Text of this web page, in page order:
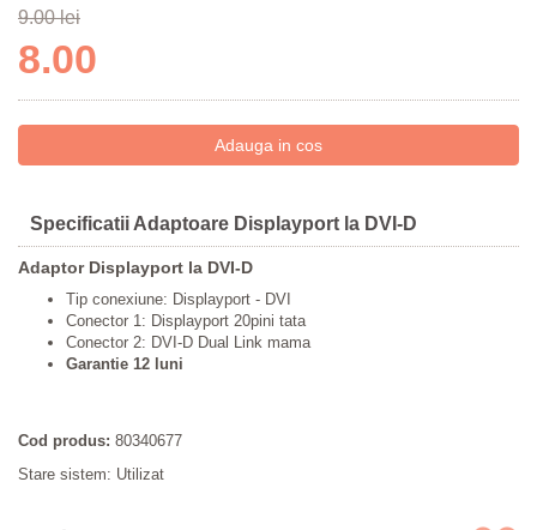
9.00 lei
8.00
Specificatii Adaptoare Displayport la DVI-D
Adaptor Displayport la DVI-D
Tip conexiune: Displayport - DVI
Conector 1: Displayport 20pini tata
Conector 2: DVI-D Dual Link mama
Garantie 12 luni
Cod produs: 80340677
Stare sistem: Utilizat